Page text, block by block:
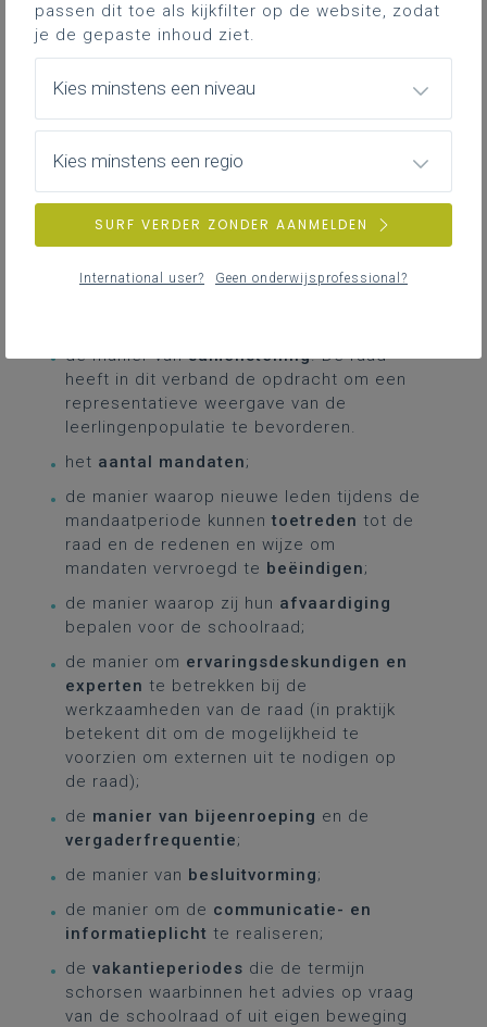
Meer over het huishoudelijk
reglement, de afvaardiging, de
logistieke ondersteuning en de
financiële middelen.
Het huishoudelijk
reglement
Het huishoudelijk reglement regelt de
de manier vansamenstelling. De raad
heeft in dit verband de opdracht om een
representatieve weergave van de
leerlingenpopulatie te bevorderen.
het aantal mandaten;
de manier waarop nieuwe leden tijdens de
mandaatperiode kunnentoetreden tot de
raad en de redenen en wijze om
mandaten vervroegd te beëindigen;
de manier waarop zij hun afvaardiging
bepalen voor de schoolraad;
de manier om ervaringsdeskundigen en
experten te betrekken bij de
werkzaamheden van de raad (in praktijk
betekent dit om de mogelijkheid te
voorzien om externen uit te nodigen op
de raad);
de manier van bijeenroeping en de
vergaderfrequentie;
de manier van besluitvorming;
de manier om de communicatie- en
informatieplicht te realiseren;
de vakantieperiodes die de termijn
schorsen waarbinnen het advies op vraag
van de schoolraad of uit eigen beweging
passen dit toe als kijkfilter op de website, zodat
je de gepaste inhoud ziet.
Kies minstens een niveau
Kies minstens een regio
SURF VERDER ZONDER AANMELDEN
International user? Geen onderwijsprofessional?